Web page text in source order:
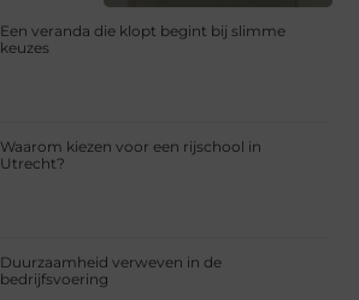
Een veranda die klopt begint bij slimme
keuzes
Waarom kiezen voor een rijschool in
Utrecht?
Duurzaamheid verweven in de
bedrijfsvoering